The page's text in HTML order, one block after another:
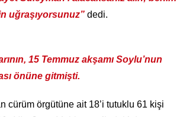
uğraşıyorsunuz” dedi.
15 Temmuz akşamı Soylu’nun
önüne gitmişti.
cürüm örgütüne ait 18’i tutuklu 61 kişi